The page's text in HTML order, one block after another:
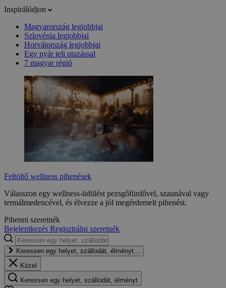
Inspirálódjon
Magyarország legjobbjai
Szlovénia legjobbjai
Horvátország legjobbjai
Egy nyár teli utazással
7 magyar régió
Feltöltő wellness pihenések
Válasszon egy wellness-üdülést pezsgőfürdővel, szaunával vagy
termálmedencével, és élvezze a jól megérdemelt pihenést.
Pihenni szeretnék
Bejelentkezés Regisztrálni szeretnék
Keressen egy helyet, szállodát, élményt...
Közel
Keressen egy helyet, szállodát, élményt